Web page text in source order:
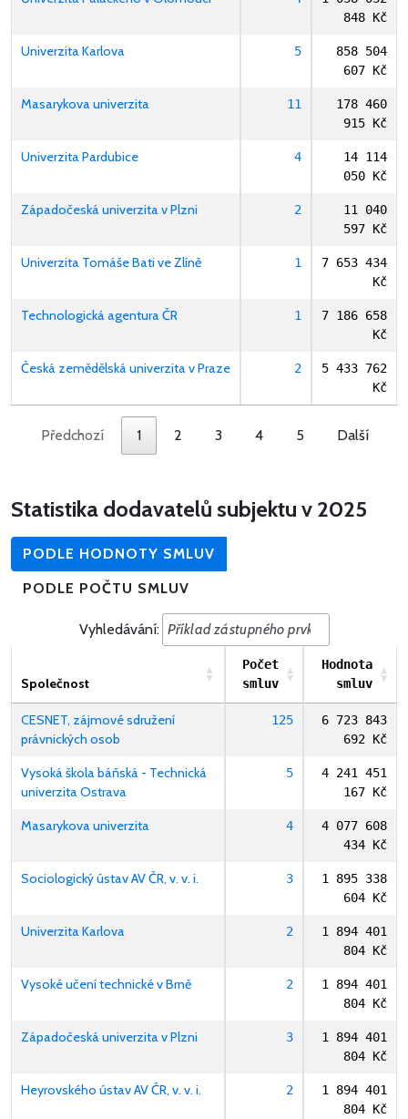
848 Kč
Univerzita Karlova 5
858 504
607 Kč
Masarykova univerzita 11
178 460
915 Kč
Univerzita Pardubice 4
14 114
050 Kč
Západočeská univerzita v Plzni 2
11 040
597 Kč
Univerzita Tomáše Bati ve Zlíně 1
7 653 434
Kč
Technologická agentura ČR 1
7 186 658
Kč
Česká zemědělská univerzita v Praze 2
5 433 762
Kč
Předchozí 1 2 3 4 5 Další
Statistika dodavatelů subjektu v 2025
PODLE HODNOTY SMLUV
PODLE POČTU SMLUV
Vyhledávání:
Společnost
Počet
smluv
Hodnota
smluv
CESNET, zájmové sdružení
právnických osob
125
6 723 843
692 Kč
Vysoká škola báňská - Technická
univerzita Ostrava
5
4 241 451
167 Kč
Masarykova univerzita 4
4 077 608
434 Kč
Sociologický ústav AV ČR, v. v. i. 3
1 895 338
604 Kč
Univerzita Karlova 2
1 894 401
804 Kč
Vysoké učení technické v Brně 2
1 894 401
804 Kč
Západočeská univerzita v Plzni 3
1 894 401
804 Kč
Heyrovského ústav AV ČR, v. v. i. 2
1 894 401
804 Kč